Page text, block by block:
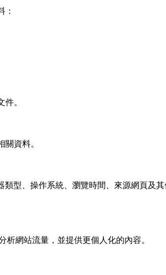
：
。
資料。
型、操作系統、瀏覽時間、來源網頁及其
網站流量，並提供更個人化的內容。